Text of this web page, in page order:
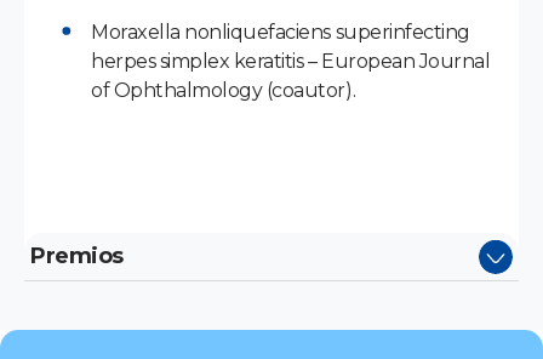
Moraxella nonliquefaciens superinfecting
herpes simplex keratitis – European Journal
of Ophthalmology (coautor).
Premios